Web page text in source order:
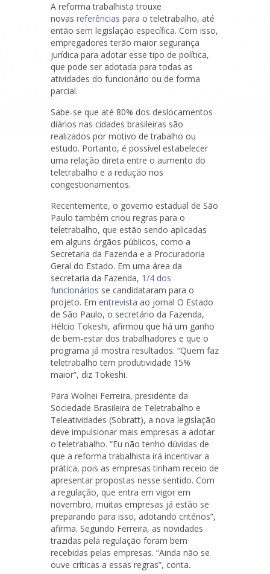
A reforma trabalhista trouxe
novas referências para o teletrabalho, até
então sem legislação específica. Com isso,
empregadores terão maior segurança
jurídica para adotar esse tipo de política,
que pode ser adotada para todas as
atividades do funcionário ou de forma
parcial.
Sabe-se que até 80% dos deslocamentos
diários nas cidades brasileiras são
realizados por motivo de trabalho ou
estudo. Portanto, é possível estabelecer
uma relação direta entre o aumento do
teletrabalho e a redução nos
congestionamentos.
Recentemente, o governo estadual de São
Paulo também criou regras para o
teletrabalho, que estão sendo aplicadas
em alguns órgãos públicos, como a
Secretaria da Fazenda e a Procuradoria
Geral do Estado. Em uma área da
secretaria da Fazenda, 1/4 dos
funcionários se candidataram para o
projeto. Em entrevista ao jornal O Estado
de São Paulo, o secretário da Fazenda,
Hélcio Tokeshi, afirmou que há um ganho
de bem-estar dos trabalhadores e que o
programa já mostra resultados. “Quem faz
teletrabalho tem produtividade 15%
maior”, diz Tokeshi.
Para Wolnei Ferreira, presidente da
Sociedade Brasileira de Teletrabalho e
Teleatividades (Sobratt), a nova legislação
deve impulsionar mais empresas a adotar
o teletrabalho. “Eu não tenho dúvidas de
que a reforma trabalhista irá incentivar a
prática, pois as empresas tinham receio de
apresentar propostas nesse sentido. Com
a regulação, que entra em vigor em
novembro, muitas empresas já estão se
preparando para isso, adotando critérios”,
afirma. Segundo Ferreira, as novidades
trazidas pela regulação foram bem
recebidas pelas empresas. “Ainda não se
ouve críticas a essas regras”, conta.